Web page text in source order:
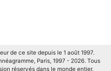
de ce site depuis le 1 août 1997.
Paris, 1997 - 2026. Tous
réservés dans le monde entier.